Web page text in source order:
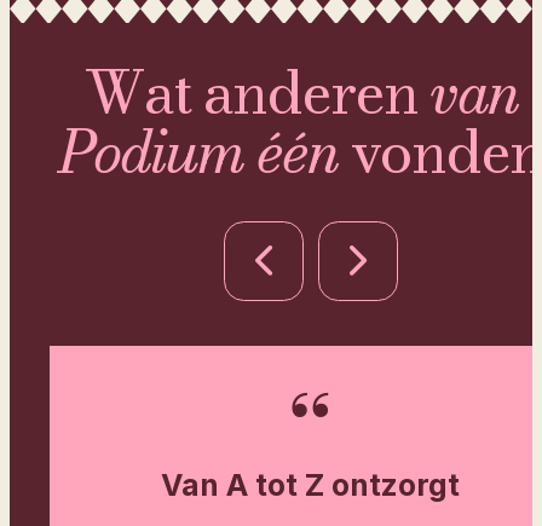
Wat anderenvan
Podium éénvonden
Van A tot Z ontzorgt